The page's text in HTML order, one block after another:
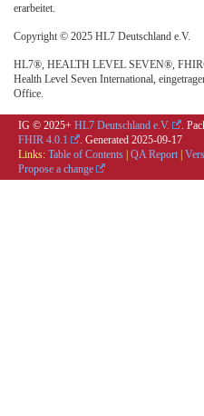
erarbeitet.
Copyright © 2025 HL7 Deutschland e.V.
HL7®, HEALTH LEVEL SEVEN®,
Health Level Seven International,
Office.
IG © 2025+ HL7 Deutschland e.V.
.
FHIR 4.0.1
. Generated 2025-09-17
Links: Table of Contents | QA Report |
Propose a change